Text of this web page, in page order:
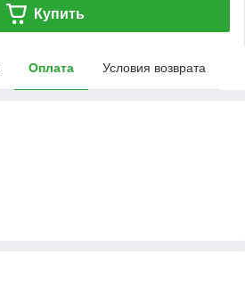
Купить
Оплата Условия возврата